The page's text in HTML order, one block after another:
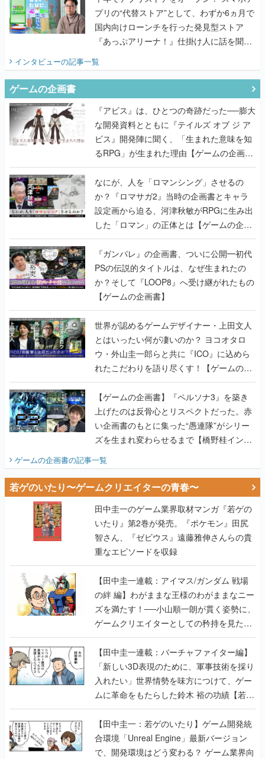
プリの“代替ストア”として、わずか6ヵ月で
国内向けローンチを行った発見型ストア
『あっぷアリーナ！』仕掛け人に話を聞い
インタビューの記事一覧
ゲームの企画書
『アビス』は、ひとつの奇跡だった──膨大
な開発資料とともに『テイルズ オブ ジ ア
ビス』開発陣に聞く、「生まれた意味を知
るRPG」が生まれた理由【ゲームの企画
書】
なにが、人を「ロマンシング」させるの
か？『ロマサガ2』当時の企画書とキャラ
設定画から迫る、河津秋敏がRPGに生み出
した「ロマン」の正体とは【ゲームの企画
書】
『ガンパレ』の企画書、ついに公開━初代
PSの伝説的タイトルは、なぜ生まれたの
か？そして『LOOP8』へ受け継がれたもの
【ゲームの企画書】
世界が認めるゲームデザイナー・上田文人
とはいったい何が凄いのか？ ヨコオタロ
ウ・外山圭一郎らと共に『ICO』に込めら
れたこだわりを語り尽くす！【ゲームの企
画書】
【ゲームの企画書】『ペルソナ3』を築き
上げたのは反骨心とリスペクトだった。赤
い企画書のもとに集った“愚連隊”がシリー
ズを生まれ変わらせるまで【橋野桂インタ
ゲームの企画書の記事一覧
若ゲのいたり〜ゲームクリエイターの青春〜
田中圭一のゲーム業界取材マンガ『若ゲの
いたり』第2巻が発売。『ポケモン』田尻
智さん、『ゼビウス』遠藤雅伸さんらの貴
重なエピソードを収録
【田中圭一連載：アイマス/ガンダム 戦場
の絆 編】わがままな王様のわがままなニー
ズを満たす！──小山順一朗が貫く姿勢に、
ゲームクリエイターとしての矜持を見た
【若ゲのいたり最終回】
【田中圭一連載：バーチャファイター編】
「新しい3D表現のために、軍事技術を採り
入れたい」世界情勢を味方につけて、ゲー
ムに革命をもたらした鈴木 裕の功績【若ゲ
のいたり】
【田中圭一：若ゲのいたり】ゲーム開発統
合環境「Unreal Engine」最新バージョン
で、開発環境はどう変わる？ ゲーム業界向